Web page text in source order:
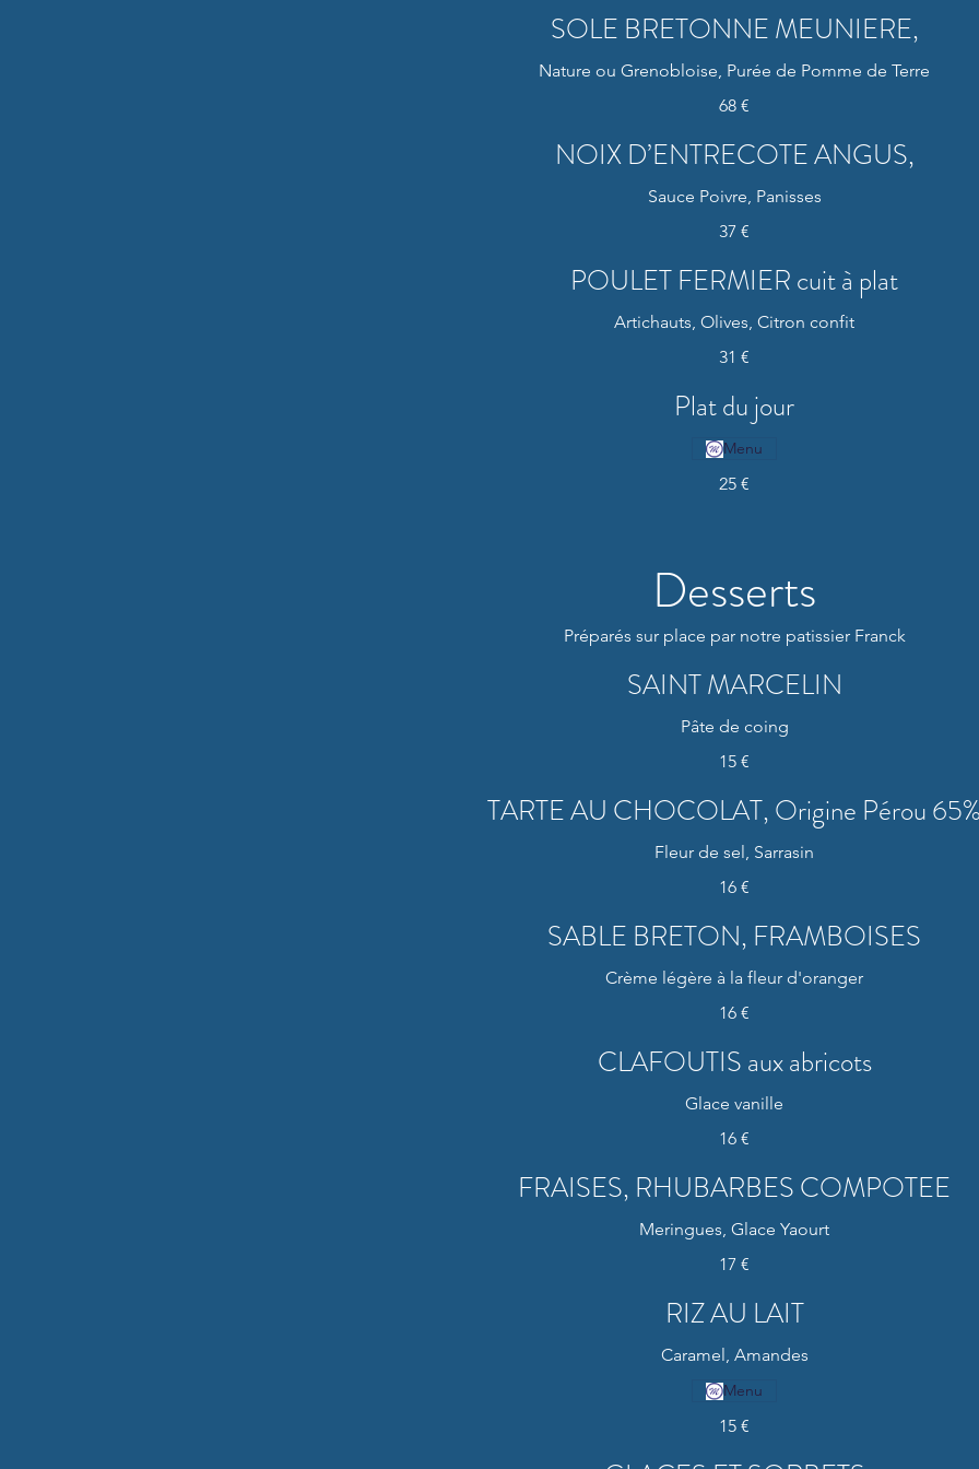
SOLE BRETONNE MEUNIERE,
Nature ou Grenobloise, Purée de Pomme de Terre
68 €
NOIX D’ENTRECOTE ANGUS,
Sauce Poivre, Panisses
37 €
POULET FERMIER cuit à plat
Artichauts, Olives, Citron confit
31 €
Plat du jour
25 €
Menu
Desserts
Préparés sur place par notre patissier Franck
SAINT MARCELIN
Pâte de coing
15 €
TARTE AU CHOCOLAT, Origine Pérou
Fleur de sel, Sarrasin
16 €
SABLE BRETON, FRAMBOISES
16 €
CLAFOUTIS aux abricots
Glace vanille
16 €
FRAISES, RHUBARBES COMPOTEE
Meringues, Glace Yaourt
17 €
RIZ AU LAIT
Caramel, Amandes
15 €
Menu